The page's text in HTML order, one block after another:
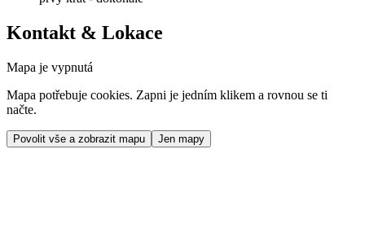
Kontakt & Lokace
Mapa je vypnutá
Mapa potřebuje cookies. Zapni je jedním klikem a rovnou se ti
načte.
Povolit vše a zobrazit mapu Jen mapy